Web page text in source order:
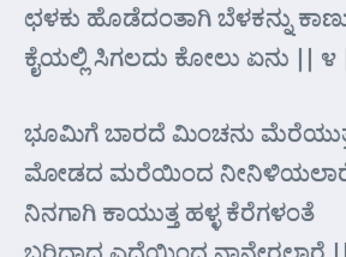
ಛಳಕು ಹೊಡೆದಂತಾಗಿ ಬೆಳಕನ್ನು
ಕೈಯಲ್ಲಿ ಸಿಗಲದು ಕೋಲು ಏನು || ೪
ಭೂಮಿಗೆ ಬಾರದೆ ಮಿಂಚನು
ಮೋಡದ ಮರೆಯಿಂದ
ನಿನಗಾಗಿ ಕಾಯುತ್ತ ಹಳ್ಳ ಕೆರೆಗಳಂತೆ